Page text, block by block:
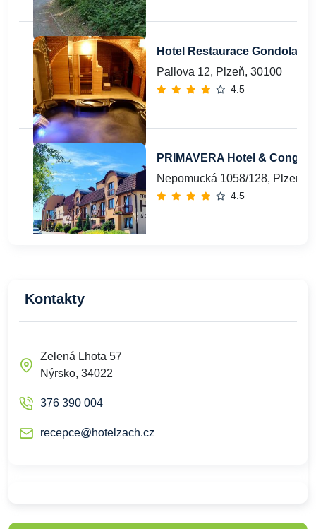
Hotel Restaurace Gondola
Pallova 12, Plzeň, 30100
4.5
PRIMAVERA Hotel &
Nepomucká 1058/128, Plzeň-
4.5
Kontakty
Zelená Lhota 57
Nýrsko, 34022
376 390 004
recepce@hotelzach.cz